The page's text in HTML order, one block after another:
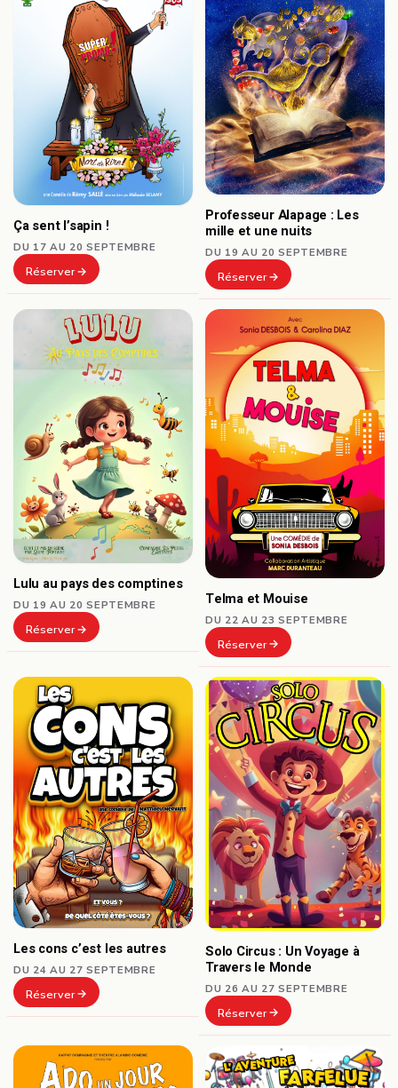
Ça sent l’sapin !
DU 17 AU 20 SEPTEMBRE
Réserver
Professeur Alapage : Les
mille et une nuits
DU 19 AU 20 SEPTEMBRE
Réserver
Lulu au pays des comptines
DU 19 AU 20 SEPTEMBRE
Réserver
Telma et Mouise
DU 22 AU 23 SEPTEMBRE
Réserver
Les cons c’est les autres
DU 24 AU 27 SEPTEMBRE
Réserver
Solo Circus : Un Voyage à
Travers le Monde
DU 26 AU 27 SEPTEMBRE
Réserver